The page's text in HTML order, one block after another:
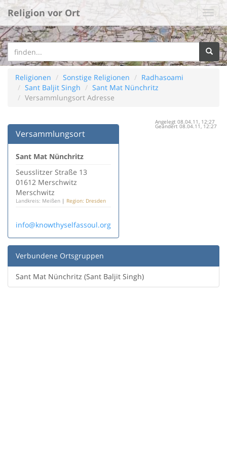
Religion vor Ort
Religionen Sonstige Religionen
Radhasoami
Sant Baljit Singh
Sant Mat Nünchritz
Versammlungsort Adresse
Angelegt 08.04.11, 12:27
Geändert 08.04.11, 12:27
Versammlungsort
Sant Mat Nünchritz
Seusslitzer Straße 13
01612 Merschwitz
Merschwitz
Landkreis: Meißen | Region: Dresden
info@knowthyselfassoul.org
Verbundene Ortsgruppen
Sant Mat Nünchritz (Sant Baljit Singh)